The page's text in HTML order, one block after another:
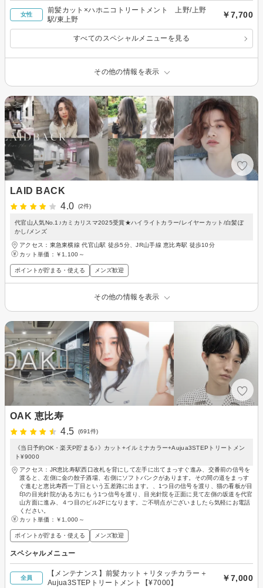
女性
前髪カット×ハホニコトリートメント 上野/上野
駅/東上野
￥7,700
すべてのスペシャルメニューを見る
その他の情報を表示
LAID BACK
4.0
(2件)
代官山人気No.1♪カミカリスマ2025受賞★ハイライトカラー/レイヤーカット/白髪ぼ
かし/メンズ
アクセス：東急東横線 代官山駅 徒歩5分、JR山手線 恵比寿駅 徒歩10分
カット単価： ￥1,100～
ポイントが貯まる・使える メンズ歓迎
その他の情報を表示
OAK 恵比寿
4.5
(691件)
《当日予約OK・楽天P貯まる♪》カット+イルミナカラー+Aujua3STEPトリートメン
ト¥9000
アクセス：JR恵比寿駅西口改札を背にして左手に出てまっすぐ進み、交番前の信号を
渡ると、左側に金の餃子酒場、右側にソフトバンクがあります。その間の道をまっす
ぐ進むと恵比寿西一丁目という五差路に出ます。、1つ目の信号を渡り、猫の看板が目
印の目光針院がある方にもう1つ信号を渡り、目光針院を正面に見て左側の坂道を代官
山方面に進み、４つ目のビル2Fになります。ご不明点がございましたら気軽にお電話
ください。
カット単価： ￥1,000～
ポイントが貯まる・使える メンズ歓迎
スペシャルメニュー
全員
【メンテナンス】前髪カット＋リタッチカラー＋
Aujua3STEPトリートメント【¥7000】
￥7,000